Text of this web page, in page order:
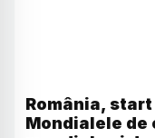
România,
Mondialele de